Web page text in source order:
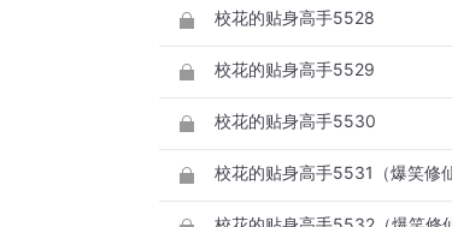
校花的贴身高手5528
校花的贴身高手5529
校花的贴身高手5530